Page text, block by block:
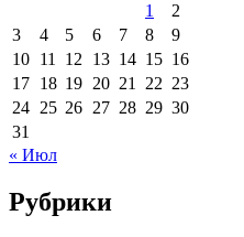
1
2
3
4 5 6 7 8
9
10 11 12 13 14 15 16
17 18 19 20 21 22 23
24 25 26 27 28 29 30
31
« Июл
Рубрики